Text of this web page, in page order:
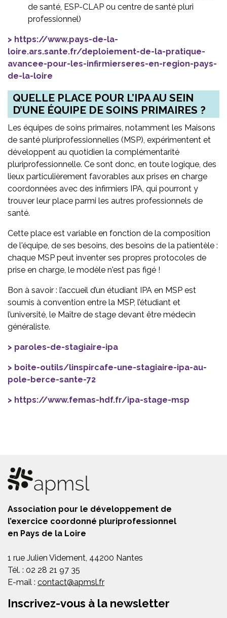
de santé, ESP-CLAP ou centre de santé pluri
professionnel)
https://www.pays-de-la-
loire.ars.sante.fr/deploiement-de-la-pratique-
avancee-pour-les-infirmierseres-en-region-pays-
de-la-loire
QUELLE PLACE POUR L’IPA AU SEIN
D’UNE ÉQUIPE DE SOINS PRIMAIRES ?
Les équipes de soins primaires, notamment les Maisons
de santé pluriprofessionnelles (MSP), expérimentent et
développent au quotidien la complémentarité
pluriprofessionnelle. Ce sont donc, en toute logique, des
lieux particulièrement favorables aux prises en charge
coordonnées avec des infirmiers IPA, qui pourront y
trouver leur place parmi les autres professionnels de
santé.
Cette place est variable en fonction de la composition
de l'équipe, de ses besoins, des besoins de la patientèle :
chaque MSP peut inventer ses propres protocoles de
prise en charge, le modèle n'est pas figé !
Bon à savoir : l’accueil d’un étudiant IPA en MSP est
soumis à convention entre la MSP, l’étudiant et
l’université, le Maître de stage devant être médecin
généraliste.
paroles-de-stagiaire-ipa
boite-outils/linspircafe-une-stagiaire-ipa-au-
pole-berce-sante-72
https://www.femas-hdf.fr/ipa-stage-msp
Association pour le développement de
l’exercice coordonné pluriprofessionnel
en Pays de la Loire
1 rue Julien Videment, 44200 Nantes
Tél. : 02 28 21 97 35
E-mail : contact@apmsl.fr
Inscrivez-vous à la newsletter